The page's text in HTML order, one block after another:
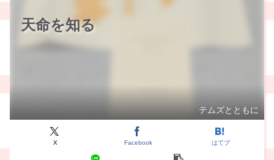
天命を知る
テムズとともに
X Facebook はてブ